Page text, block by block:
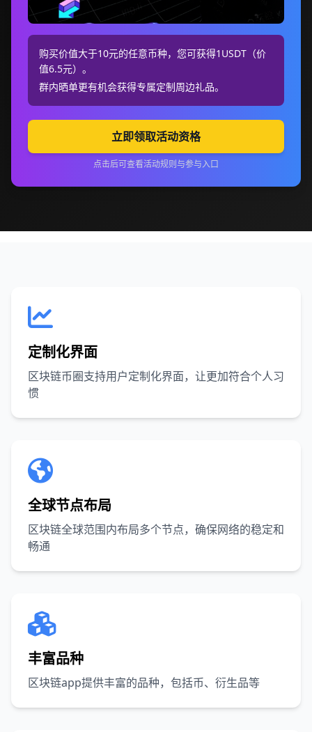
购买价值大于10元的任意币种，您可获得1USDT（价
值6.5元）。
群内晒单更有机会获得专属定制周边礼品。
立即领取活动资格
点击后可查看活动规则与参与入口
定制化界面
区块链币圈支持用户定制化界面，让更加符合个人习
惯
全球节点布局
区块链全球范围内布局多个节点，确保网络的稳定和
畅通
丰富品种
区块链app提供丰富的品种，包括币、衍生品等